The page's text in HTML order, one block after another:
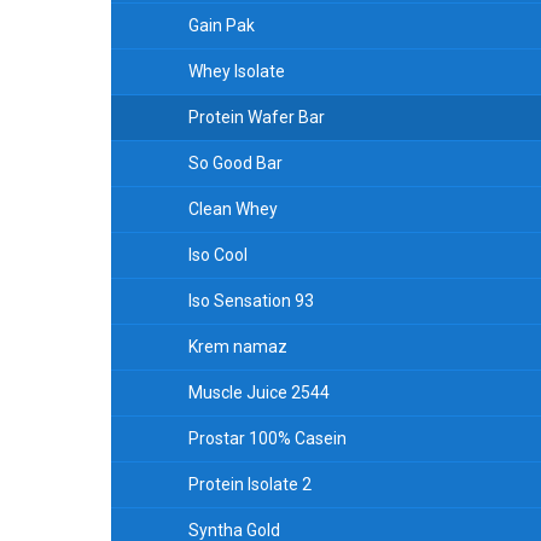
Gain Pak
Whey Isolate
Protein Wafer Bar
So Good Bar
Clean Whey
Iso Cool
Iso Sensation 93
Krem namaz
Muscle Juice 2544
Prostar 100% Casein
Protein Isolate 2
Syntha Gold